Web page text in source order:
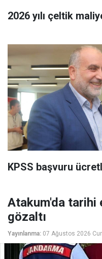
2026 yılı çeltik
KPSS başvuru
Atakum'da tarihi
gözaltı
Yayınlanma: 07 Ağustos 2026